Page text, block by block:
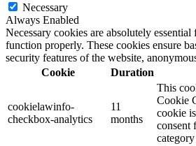
Necessary
Always Enabled
Necessary cookies are absolutely
function properly. These cookies ensure
security features of the website,
Cookie
Duration
cookielawinfo-
checkbox-analytics
11
months
This
Cookie
cookie
consent